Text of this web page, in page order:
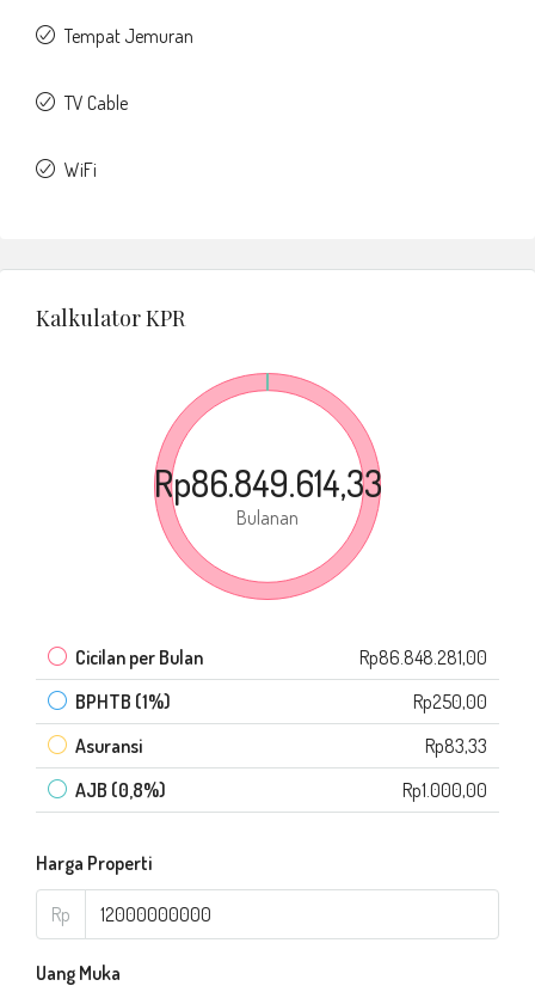
Tempat Jemuran
TV Cable
WiFi
Kalkulator KPR
Rp86.849.614,33
Bulanan
Cicilan per Bulan
Rp86.848.281,00
BPHTB (1%)
Rp250,00
Asuransi
Rp83,33
AJB (0,8%)
Rp1.000,00
Harga Properti
Rp
Uang Muka